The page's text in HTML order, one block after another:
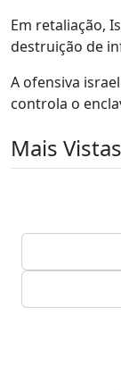
Em retaliação,
destruição de
A ofensiva
controla o
Mais Vistas